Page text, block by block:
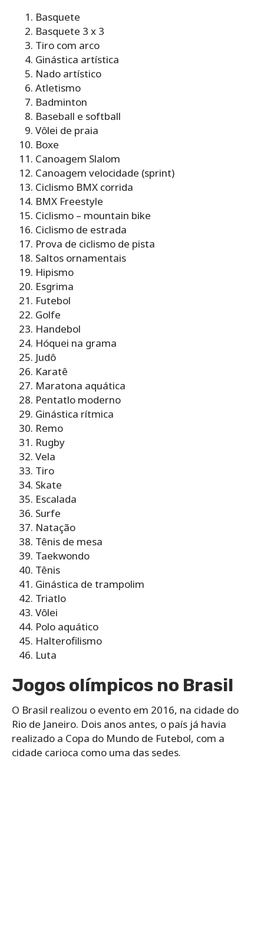
Basquete
Basquete 3 x 3
Tiro com arco
Ginástica artística
Nado artístico
Atletismo
Badminton
Baseball e softball
Vôlei de praia
Boxe
Canoagem Slalom
Canoagem velocidade (sprint)
Ciclismo BMX corrida
BMX Freestyle
Ciclismo – mountain bike
Ciclismo de estrada
Prova de ciclismo de pista
Saltos ornamentais
Hipismo
Esgrima
Futebol
Golfe
Handebol
Hóquei na grama
Judô
Karatê
Maratona aquática
Pentatlo moderno
Ginástica rítmica
Remo
Rugby
Vela
Tiro
Skate
Escalada
Surfe
Natação
Tênis de mesa
Taekwondo
Tênis
Ginástica de trampolim
Triatlo
Vôlei
Polo aquático
Halterofilismo
Luta
Jogos olímpicos no Brasil
O Brasil realizou o evento em 2016, na cidade do
Rio de Janeiro. Dois anos antes, o país já havia
realizado a Copa do Mundo de Futebol, com a
cidade carioca como uma das sedes.